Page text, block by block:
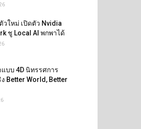
วใหม่ เปิดตัว Nvidia
ชู Local AI พกพาได้
บบ 4D นิทรรศการ
Better World, Better